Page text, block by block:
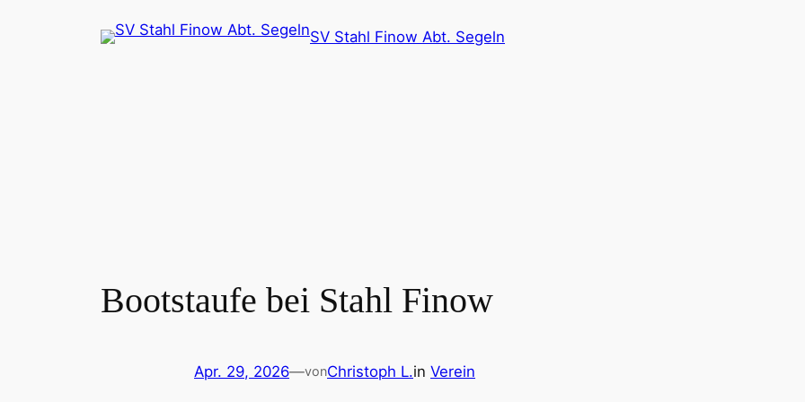
SV Stahl Finow Abt. Segeln
Bootstaufe bei Stahl Finow
Apr. 29, 2026—vonChristoph L.in Verein